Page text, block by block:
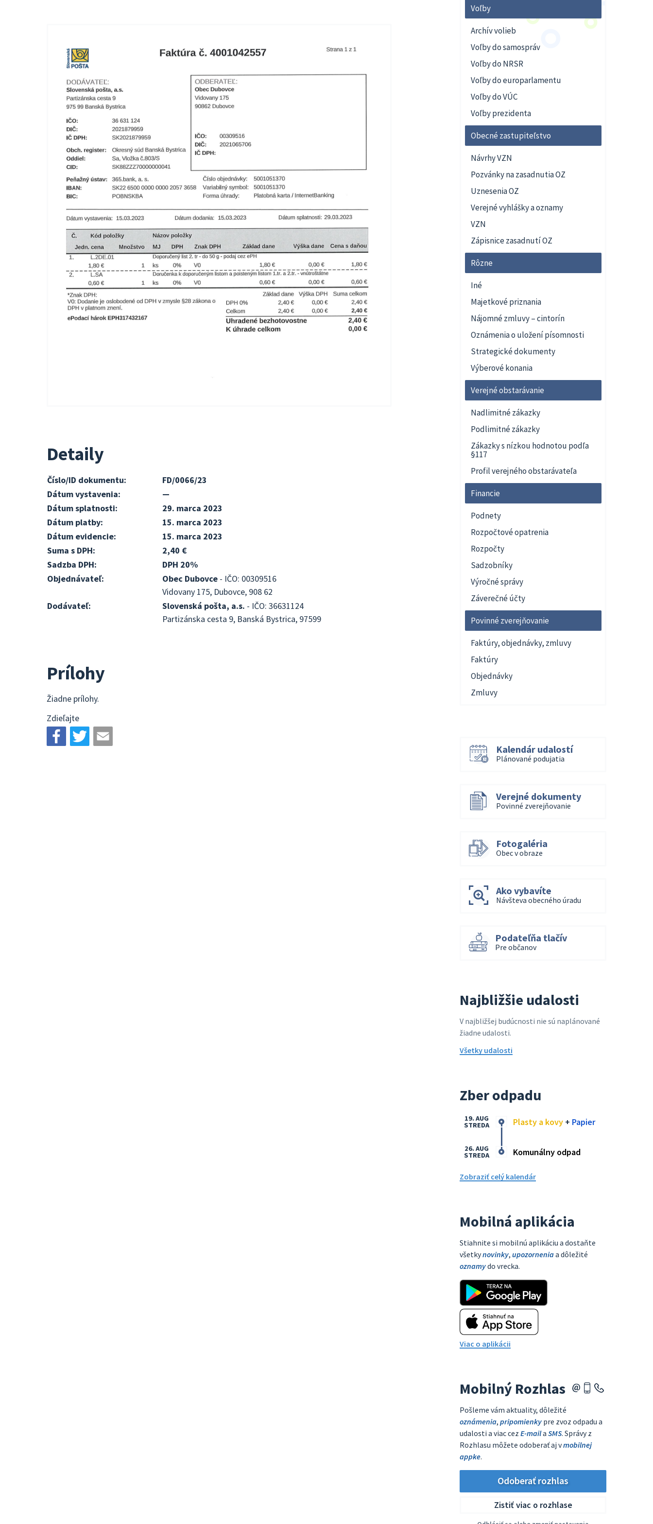
Detaily
Číslo/ID dokumentu:
FD/0066/23
Dátum vystavenia:
—
Dátum splatnosti:
29. marca 2023
Dátum platby:
15. marca 2023
Dátum evidencie:
15. marca 2023
Suma s DPH:
2,40 €
Sadzba DPH:
DPH 20%
Objednávateľ:
Obec Dubovce - IČO: 00309516
Vidovany 175, Dubovce, 908 62
Dodávateľ:
Slovenská pošta, a.s. - IČO: 36631124
Partizánska cesta 9, Banská Bystrica, 97599
Prílohy
Žiadne prílohy.
Zdieľajte
Voľby
Archív volieb
Voľby do samospráv
Voľby do NRSR
Voľby do europarlamentu
Voľby do VÚC
Voľby prezidenta
Obecné zastupiteľstvo
Návrhy VZN
Pozvánky na zasadnutia OZ
Uznesenia OZ
Verejné vyhlášky a oznamy
VZN
Zápisnice zasadnutí OZ
Rôzne
Iné
Majetkové priznania
Nájomné zmluvy – cintorín
Oznámenia o uložení písomnosti
Strategické dokumenty
Výberové konania
Verejné obstarávanie
Nadlimitné zákazky
Podlimitné zákazky
Zákazky s nízkou hodnotou podľa
§117
Profil verejného obstarávateľa
Financie
Podnety
Rozpočtové opatrenia
Rozpočty
Sadzobníky
Výročné správy
Záverečné účty
Povinné zverejňovanie
Faktúry, objednávky, zmluvy
Faktúry
Objednávky
Zmluvy
Kalendár udalostí
Plánované podujatia
Verejné dokumenty
Povinné zverejňovanie
Fotogaléria
Obec v obraze
Ako vybavíte
Návšteva obecného úradu
Podateľňa tlačív
Pre občanov
Najbližšie udalosti
V najbližšej budúcnosti nie sú naplánované
žiadne udalosti.
Všetky udalosti
Zber odpadu
Plasty a kovy + Papier
19. AUG
STREDA
Komunálny odpad
26. AUG
STREDA
Zobraziť celý kalendár
Mobilná aplikácia
Stiahnite si mobilnú aplikáciu a dostaňte
všetkynovinky, upozorneniaa dôležité
oznamydo vrecka.
Viac o aplikácii
Mobilný Rozhlas
Pošleme vám aktuality, dôležité
oznámenia, pripomienky pre zvoz odpadu a
udalosti a viac cez E-maila SMS. Správy z
Rozhlasu môžete odoberať aj vmobilnej
appke.
Odoberať rozhlas
Zistiť viac o rozhlase